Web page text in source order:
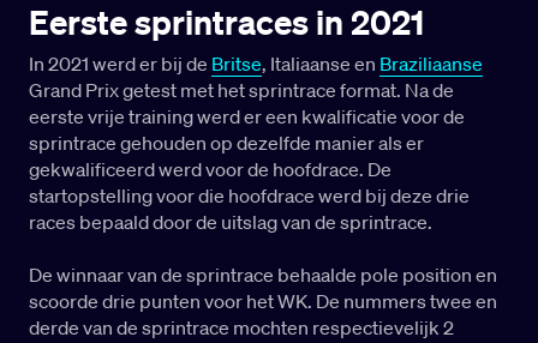
Eerste sprintraces in 2021
In 2021 werd er bij de Britse, Italiaanse en Braziliaanse
Grand Prix getest met het sprintrace format. Na de
eerste vrije training werd er een kwalificatie voor de
sprintrace gehouden op dezelfde manier als er
gekwalificeerd werd voor de hoofdrace. De
startopstelling voor die hoofdrace werd bij deze drie
races bepaald door de uitslag van de sprintrace.
De winnaar van de sprintrace behaalde pole position en
scoorde drie punten voor het WK. De nummers twee en
derde van de sprintrace mochten respectievelijk 2